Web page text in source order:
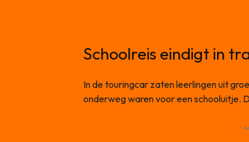
Schoolreis eindigt in
In de touringcar zaten leerlingen uit
onderweg waren voor een schooluitje.
-